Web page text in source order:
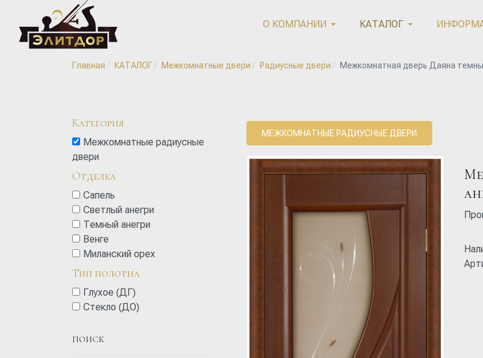
О КОМПАНИИ КАТАЛОГ
Главная КАТАЛОГ Межкомнатные двери Радиусные двери Межкомнатная дверь Даяна
МЕЖКОМНАТНЫЕ РАДИУСНЫЕ ДВЕРИ
Категория
Межкомнатные радиусные
двери
Отделка
Сапель
Светлый анегри
Темный анегри
Венге
Миланский орех
Тип полотна
Глухое (ДГ)
Стекло (ДО)
ПОИСК